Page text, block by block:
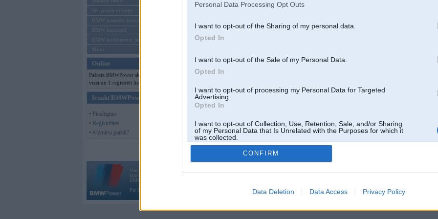
Personal Data Processing Opt Outs
I want to opt-out of the Sharing of my personal data.
Opted In
I want to opt-out of the Sale of my Personal Data.
Opted In
I want to opt-out of processing my Personal Data for Targeted
Advertising.
Opted In
I want to opt-out of Collection, Use, Retention, Sale, and/or Sharing
of my Personal Data that Is Unrelated with the Purposes for which it
was collected.
Opted Out
CONFIRM
Data Deletion Data Access Privacy Policy
Sērijveida tūnings
BMW pasaules jaunumi
BMW koncepti
BMW konkurentu jaunumi
Moto
Online
Pašreiz BMWPower skatās 121
viesi un 1 reģistrēti lietotāji.
Ienākt BMWPower
• Pieslēgties
• Reģistrēties
• Aizmirsi paroli?
Vortāls BMWPower.lv darbojas
kopš 2002. gada 14. maija. Tas nav auto klubs un nav saistīts ar
BMW AG.
Par BMWPower